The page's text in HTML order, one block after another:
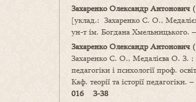
Захаренко Олександр Антонович
[уклад.: Захаренко С. О.,
ун-т ім. Богдана
Захаренко Олександр Антонович
Захаренко С. О., Медалієва О. З.
педагогіки і психології проф.
Каф. теорії та історії
016 З-38